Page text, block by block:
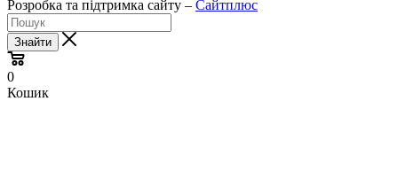
Розробка та підтримка сайту – Сайтплюс
Знайти
0
Кошик